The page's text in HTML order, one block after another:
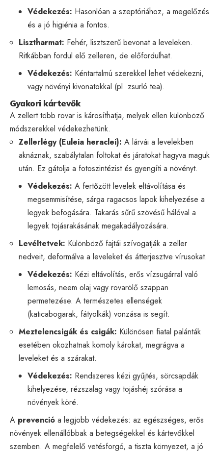
Védekezés: Hasonlóan a szeptóriához, a megelőzés
és a jó higiénia a fontos.
Lisztharmat: Fehér, lisztszerű bevonat a leveleken.
Ritkábban fordul elő zelleren, de előfordulhat.
Védekezés: Kéntartalmú szerekkel lehet védekezni,
vagy növényi kivonatokkal (pl. zsurló tea).
Gyakori kártevők
A zellert több rovar is károsíthatja, melyek ellen különböző
módszerekkel védekezhetünk.
Zellerlégy (Euleia heraclei): A lárvái a levelekben
aknáznak, szabálytalan foltokat és járatokat hagyva maguk
után. Ez gátolja a fotoszintézist és gyengíti a növényt.
Védekezés: A fertőzött levelek eltávolítása és
megsemmisítése, sárga ragacsos lapok kihelyezése a
legyek befogására. Takarás sűrű szövésű hálóval a
legyek tojásrakásának megakadályozására.
Levéltetvek: Különböző fajtái szívogatják a zeller
nedveit, deformálva a leveleket és átterjesztve vírusokat.
Védekezés: Kézi eltávolítás, erős vízsugárral való
lemosás, neem olaj vagy rovarölő szappan
permetezése. A természetes ellenségek
(katicabogarak, fátyolkák) vonzása is segít.
Meztelencsigák és csigák: Különösen fiatal palánták
esetében okozhatnak komoly károkat, megrágva a
leveleket és a szárakat.
Védekezés: Rendszeres kézi gyűjtés, sörcsapdák
kihelyezése, rézszalag vagy tojáshéj szórása a
növények köré.
A prevenció a legjobb védekezés: az egészséges, erős
növények ellenállóbbak a betegségekkel és kártevőkkel
szemben. A megfelelő vetésforgó, a tiszta környezet, a jó